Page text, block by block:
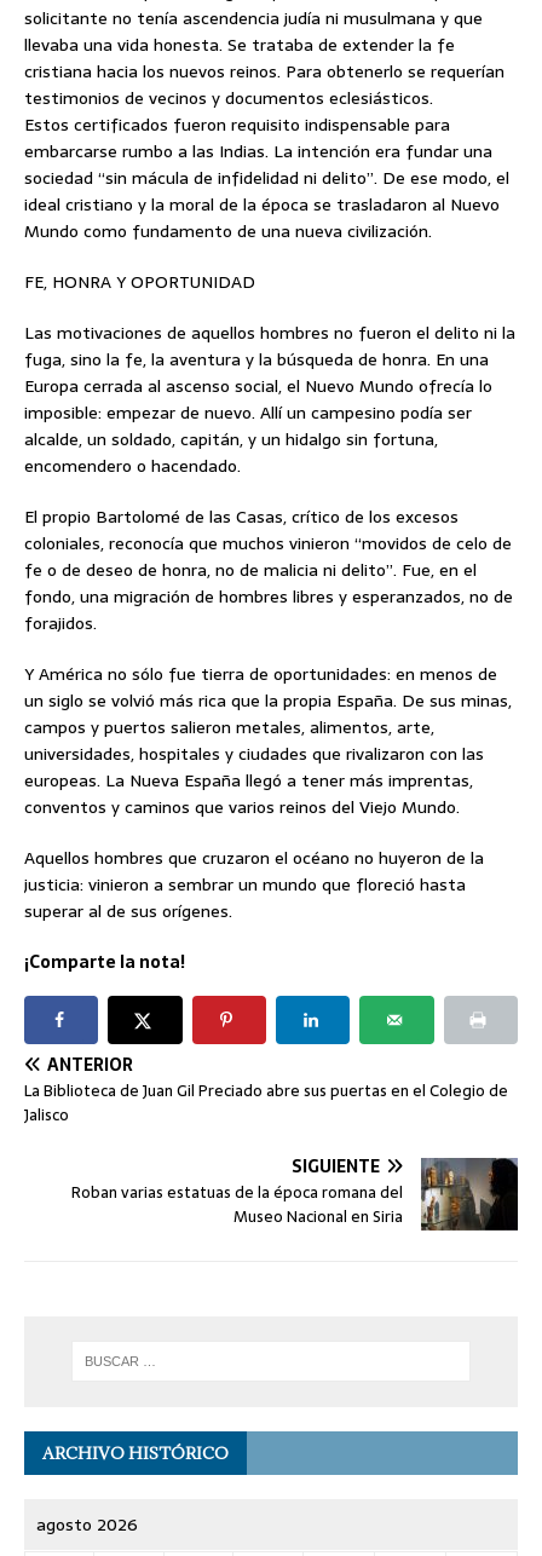
solicitante no tenía ascendencia judía ni musulmana y que
llevaba una vida honesta. Se trataba de extender la fe
cristiana hacia los nuevos reinos. Para obtenerlo se requerían
testimonios de vecinos y documentos eclesiásticos.
Estos certificados fueron requisito indispensable para
embarcarse rumbo a las Indias. La intención era fundar una
sociedad “sin mácula de infidelidad ni delito”. De ese modo, el
ideal cristiano y la moral de la época se trasladaron al Nuevo
Mundo como fundamento de una nueva civilización.
FE, HONRA Y OPORTUNIDAD
Las motivaciones de aquellos hombres no fueron el delito ni la
fuga, sino la fe, la aventura y la búsqueda de honra. En una
Europa cerrada al ascenso social, el Nuevo Mundo ofrecía lo
imposible: empezar de nuevo. Allí un campesino podía ser
alcalde, un soldado, capitán, y un hidalgo sin fortuna,
encomendero o hacendado.
El propio Bartolomé de las Casas, crítico de los excesos
coloniales, reconocía que muchos vinieron “movidos de celo de
fe o de deseo de honra, no de malicia ni delito”. Fue, en el
fondo, una migración de hombres libres y esperanzados, no de
forajidos.
Y América no sólo fue tierra de oportunidades: en menos de
un siglo se volvió más rica que la propia España. De sus minas,
campos y puertos salieron metales, alimentos, arte,
universidades, hospitales y ciudades que rivalizaron con las
europeas. La Nueva España llegó a tener más imprentas,
conventos y caminos que varios reinos del Viejo Mundo.
Aquellos hombres que cruzaron el océano no huyeron de la
justicia: vinieron a sembrar un mundo que floreció hasta
superar al de sus orígenes.
¡Comparte la nota!
ANTERIOR
La Biblioteca de Juan Gil Preciado abre sus puertas en el Colegio de
Jalisco
SIGUIENTE
Roban varias estatuas de la época romana del
Museo Nacional en Siria
ARCHIVO HISTÓRICO
agosto 2026